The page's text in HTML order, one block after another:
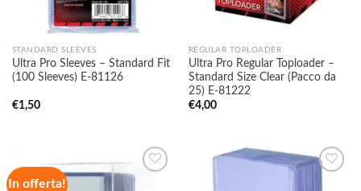
STANDARD SLEEVES
Ultra Pro Sleeves – Standard Fit
(100 Sleeves) E-81126
€1,50
REGULAR TOPLOADER
Ultra Pro Regular Toploader –
Standard Size Clear (Pacco da
25) E-81222
€4,00
In offerta!